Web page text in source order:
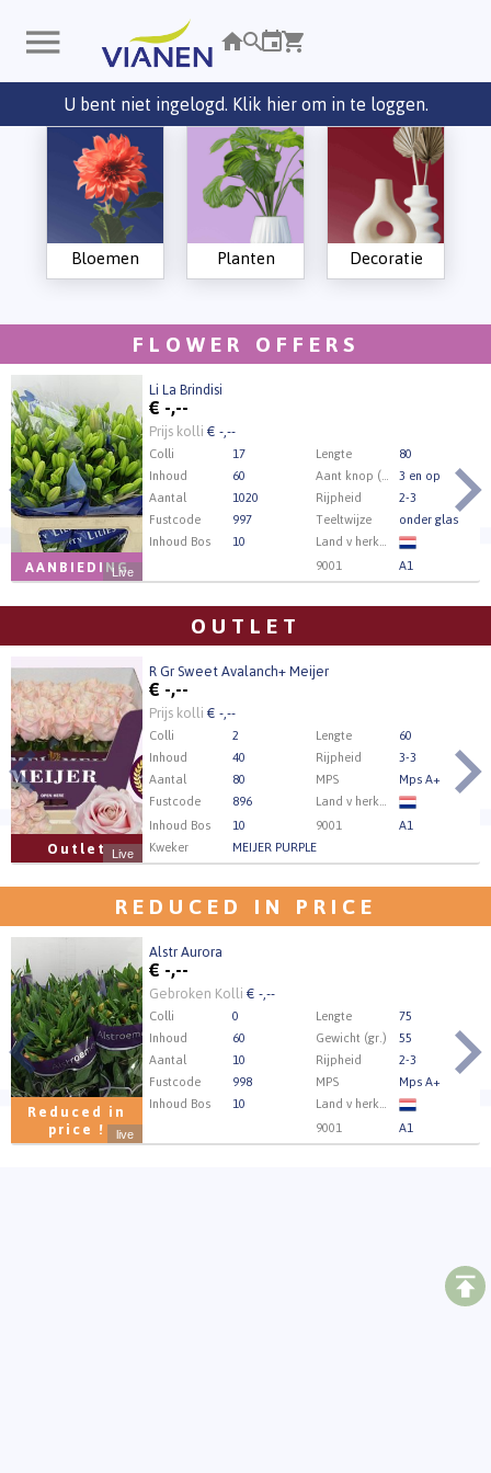
U bent niet ingelogd. Klik hier om in te loggen.
Bloemen Planten Decoratie
FLOWER OFFERS
AANBIEDING
Live
Li La Brindisi
€ -,--
Prijs kolli € -,--
Colli 17 Lengte
80
Inhoud
60 Aant knop (min.)
3 en op
Aantal
1020 Rijpheid
2-3
Fustcode
997 Teeltwijze
onder glas
Inhoud Bos
10
9001
A1
Kweker
AS & K van Klaveren BV
OUTLET
Outlet Live
R Gr Sweet Avalanch+ Meijer
€ -,--
Prijs kolli € -,--
Colli 2 Lengte
60
Inhoud
40 Rijpheid
3-3
Aantal
80 MPS
Mps A+
Fustcode
896
Inhoud Bos
10 9001
A1
Kweker
MEIJER PURPLE
REDUCED IN PRICE
Reduced in
price !
live
Alstr Aurora
€ -,--
Gebroken Kolli € -,--
Colli 0 Lengte
75
Inhoud
60 Gewicht (gr.)
55
Aantal
10 Rijpheid
2-3
Fustcode
998 MPS
Mps A+
Inhoud Bos
10
9001
A1
Kweker
H.M. Tesselaar